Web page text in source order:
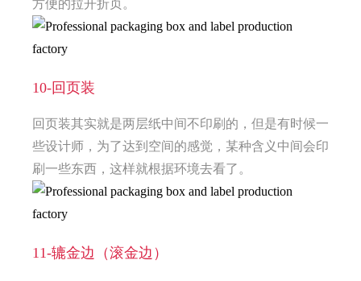
方便的拉开折页。
10-回页装
回页装其实就是两层纸中间不印刷的，但是有时候一
些设计师，为了达到空间的感觉，某种含义中间会印
刷一些东西，这样就根据环境去看了。
11-辘金边（滚金边）